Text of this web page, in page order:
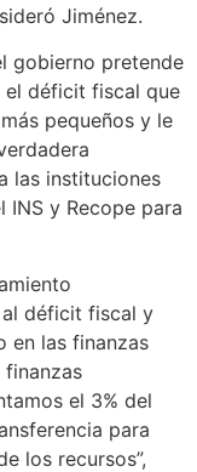
Jiménez.
gobierno pretende
el déficit fiscal que
pequeños y le
las instituciones
INS y Recope para
al déficit fiscal y
en las finanzas
finanzas
el 3% del
para
los recursos”,